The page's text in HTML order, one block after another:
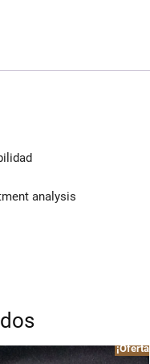
analysis
¡Oferta!